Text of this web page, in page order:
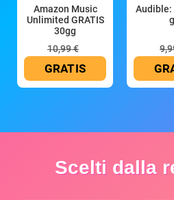
Amazon Music
Unlimited GRATIS
30gg
10,99 €
GRATIS
Audible:
Scelti dalla